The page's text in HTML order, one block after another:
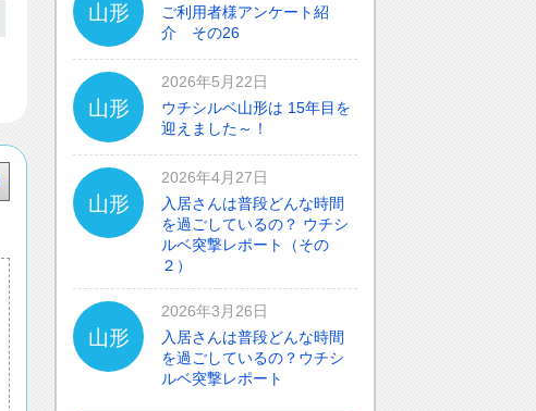
山形
ご利用者様アンケート紹
介 その26
山形
2026年5月22日
ウチシルベ山形は 15年目を
迎えました～！
山形
2026年4月27日
入居さんは普段どんな時間
を過ごしているの？ ウチシ
ルベ突撃レポート（その
２）
山形
2026年3月26日
入居さんは普段どんな時間
を過ごしているの？ウチシ
ルベ突撃レポート